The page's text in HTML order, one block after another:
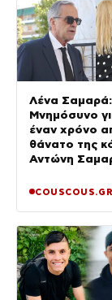
Λένα Σαμαρά:
Μνημόσυνο
έναν χρόνο
θάνατο της
Αντώνη
COUSCOUS.GR